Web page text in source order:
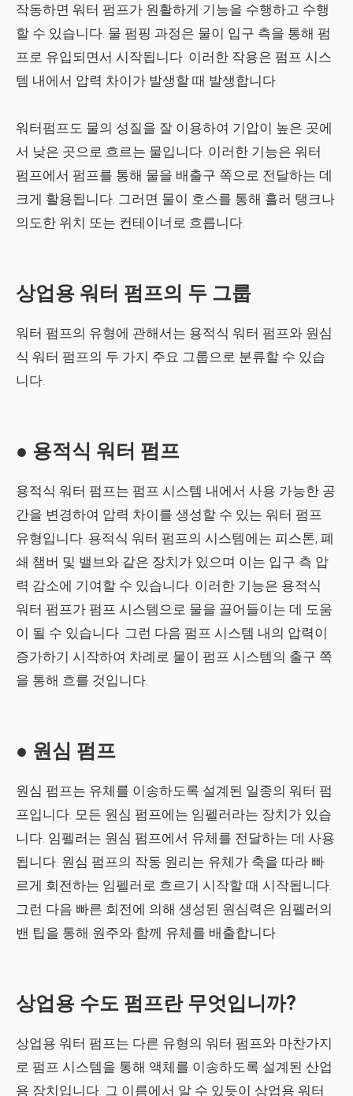
작동하면 워터 펌프가 원활하게 기능을 수행하고 수행
할 수 있습니다. 물 펌핑 과정은 물이 입구 측을 통해 펌
프로 유입되면서 시작됩니다. 이러한 작용은 펌프 시스
템 내에서 압력 차이가 발생할 때 발생합니다.
워터펌프도 물의 성질을 잘 이용하여 기압이 높은 곳에
서 낮은 곳으로 흐르는 물입니다. 이러한 기능은 워터
펌프에서 펌프를 통해 물을 배출구 쪽으로 전달하는 데
크게 활용됩니다. 그러면 물이 호스를 통해 흘러 탱크나
의도한 위치 또는 컨테이너로 흐릅니다.
상업용 워터 펌프의 두 그룹
워터 펌프의 유형에 관해서는 용적식 워터 펌프와 원심
식 워터 펌프의 두 가지 주요 그룹으로 분류할 수 있습
니다.
● 용적식 워터 펌프
용적식 워터 펌프는 펌프 시스템 내에서 사용 가능한 공
간을 변경하여 압력 차이를 생성할 수 있는 워터 펌프
유형입니다. 용적식 워터 펌프의 시스템에는 피스톤, 폐
쇄 챔버 및 밸브와 같은 장치가 있으며 이는 입구 측 압
력 감소에 기여할 수 있습니다. 이러한 기능은 용적식
워터 펌프가 펌프 시스템으로 물을 끌어들이는 데 도움
이 될 수 있습니다. 그런 다음 펌프 시스템 내의 압력이
증가하기 시작하여 차례로 물이 펌프 시스템의 출구 쪽
을 통해 흐를 것입니다.
● 원심 펌프
원심 펌프는 유체를 이송하도록 설계된 일종의 워터 펌
프입니다. 모든 원심 펌프에는 임펠러라는 장치가 있습
니다. 임펠러는 원심 펌프에서 유체를 전달하는 데 사용
됩니다. 원심 펌프의 작동 원리는 유체가 축을 따라 빠
르게 회전하는 임펠러로 흐르기 시작할 때 시작됩니다.
그런 다음 빠른 회전에 의해 생성된 원심력은 임펠러의
밴 팁을 통해 원주와 함께 유체를 배출합니다.
상업용 수도 펌프란 무엇입니까?
상업용 워터 펌프는 다른 유형의 워터 펌프와 마찬가지
로 펌프 시스템을 통해 액체를 이송하도록 설계된 산업
용 장치입니다. 그 이름에서 알 수 있듯이 상업용 워터